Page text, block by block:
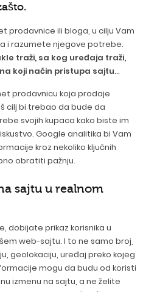
prodavnice ili bloga, u cilju Vam
i razumete njegove potrebe.
traži, sa kog uređaja traži,
koji način pristupa sajtu...
prodavnicu koja prodaje
cilj bi trebao da bude da
svojih kupaca kako biste im
Google analitika bi Vam
kroz nekoliko ključnih
obratiti pažnju.
sajtu u realnom
dobijate prikaz korisnika u
web-sajtu. I to ne samo broj,
geolokaciju, uređaj preko kojeg
mogu da budu od koristi
izmenu na sajtu, a ne želite